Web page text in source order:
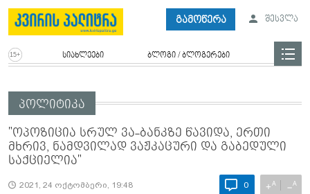
გამოწერა შესვლა
სიახლეები ბლოგი / ბლოგერები
პოლიტიკა
"ოპოზიცია სრულ ვა-ბანკზე წავიდა, ერთი
მხრივ, ნამდვილად ვაჟკაცური და გაბედული
საქციელია"
2021, 24 ოქტომბერი, 19:48 0 +A −A